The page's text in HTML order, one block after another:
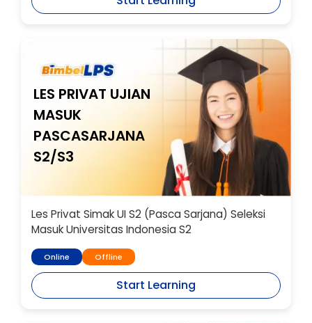
LES PRIVAT UJIAN
MASUK
PASCASARJANA
S2/S3
Les Privat Simak UI S2 (Pasca Sarjana) Seleksi
Masuk Universitas Indonesia S2
Online Offline
Start Learning